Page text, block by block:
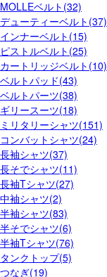
MOLLEベルト(32)
デューティーベルト(37)
インナーベルト(15)
ピストルベルト(25)
カートリッジベルト(10)
ベルトパッド(43)
ベルトパーツ(38)
ギリースーツ(18)
ミリタリーシャツ(151)
コンバットシャツ(24)
長袖シャツ(37)
長そでシャツ(11)
長袖Tシャツ(27)
中袖シャツ(2)
半袖シャツ(83)
半そでシャツ(6)
半袖Tシャツ(76)
タンクトップ(5)
つなぎ(19)